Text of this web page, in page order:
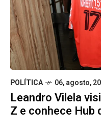
POLÍTICA 06, agosto,
Leandro Vilela
Z e conhece Hub